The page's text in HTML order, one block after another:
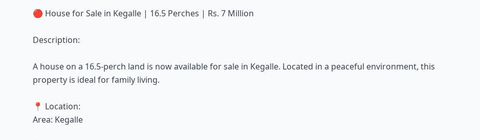
🔴 House for Sale in Kegalle | 16.5 Perches | Rs. 7 Million
Description:
A house on a 16.5-perch land is now available for sale in Kegalle. Located in a peaceful environment, this
property is ideal for family living.
📍 Location:
Area: Kegalle